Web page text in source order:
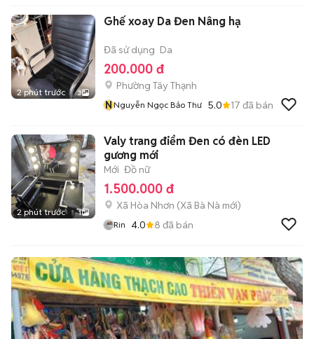
2 phút trước 3
Ghế xoay Da Đen Nâng hạ
Đã sử dụng Da
200.000 đ
Phường Tây Thạnh
NNguyễn Ngọc Bảo Thư 5.0 17 đã bán
2 phút trước 1
Valy trang điểm Đen có đèn LED
gương mới
Mới Đồ nữ
1.500.000 đ
Xã Hòa Nhơn (Xã Bà Nà mới)
Rin 4.0 8 đã bán